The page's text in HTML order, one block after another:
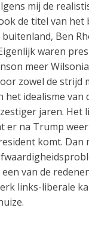
mij de
de titel van het
Ben
waren
meer
zowel de strijd
het idealisme van
jaren. Het
er na Trump
komt. Dan
van de
links-liberale